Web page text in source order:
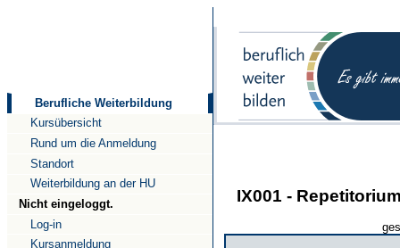
Berufliche Weiterbildung
Kursübersicht
Rund um die Anmeldung
Standort
Weiterbildung an der HU
Nicht eingeloggt.
Log-in
Kursanmeldung
IX001 -